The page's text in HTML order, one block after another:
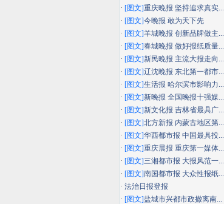
· [图文]重庆晚报 坚持追求真实...
· [图文]今晚报 敢为天下先
· [图文]羊城晚报 创新品牌做主...
· [图文]春城晚报 做好报纸质量...
· [图文]新民晚报 主流大报走向...
· [图文]辽沈晚报 东北第一都市...
· [图文]生活报 哈尔滨市影响力...
· [图文]新晚报 全国晚报十强媒...
· [图文]新文化报 吉林省最具广...
· [图文]北方新报 内蒙古地区第...
· [图文]华西都市报 中国最具投...
· [图文]重庆晨报 重庆第一媒体...
· [图文]三湘都市报 大报风范一...
· [图文]南国都市报 大众性报纸...
· 法治日报登报
· [图文]盐城市兴都市政撤离南...